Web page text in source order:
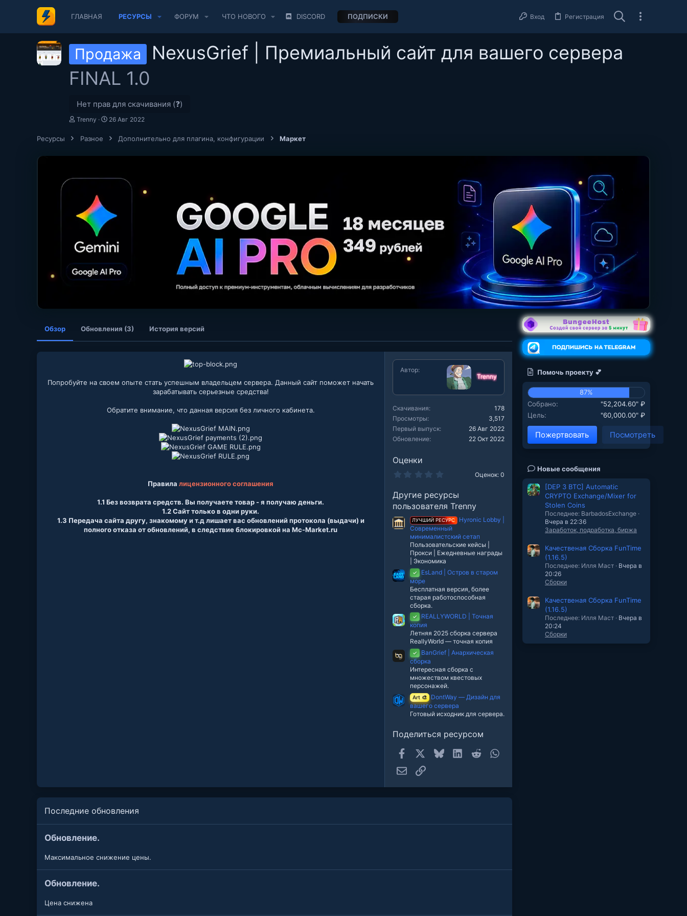
ГЛАВНАЯ РЕСУРСЫ ФОРУМ ЧТО НОВОГО DISCORD ПОДПИСКИ Вход Регистрация
Продажа
NexusGrief | Премиальный сайт для вашего сервера
FINAL 1.0
Нет прав для скачивания (❓)
А
Trenny
Д
т
26 Авг 2022
Ресурсы Разное Дополнительно для плагина, конфигурации Маркет
Обзор Обновления (3) История версий
Попробуйте на своем опыте стать успешным владельцем сервера. Данный сайт поможет начать
зарабатывать серьезные средства!
Обратите внимание, что данная версия без личного кабинета.
Правила лицензионного соглашения
1.1 Без возврата средств. Вы получаете товар - я получаю деньги.
1.2 Сайт только в одни руки.
1.3 Передача сайта другу, знакомому и т.д лишает вас обновлений протокола (выдачи) и
полного отказа от обновлений, в следствие блокировкой на Mc-Market.ru
Автор
Trenny
Скачивания
178
Просмотры
3,517
Первый выпуск
26 Авг 2022
Обновление
22 Окт 2022
Оценки
0
з
в
е
з
д
Оценок: 0
Другие ресурсы
пользователя Trenny
ЛУЧШИЙ РЕСУРС
Hyronic Lobby |
Современный
минималистский сетап
Пользовательские кейсы |
Прокси | Ежедневные награды
| Экономика
✓
EsLand | Остров в старом
море
Бесплатная версия, более
старая работоспособная
сборка.
✓
REALLYWORLD | Точная
копия
Летняя 2025 сборка сервера
ReallyWorld — точная копия
✓
BanGrief | Анархическая
сборка
Интересная сборка с
множеством квестовых
персонажей.
Art 🎨
DontWay — Дизайн для
вашего сервера
Готовый исходник для сервера.
Поделиться ресурсом
Facebook Bluesky LinkedInReddit
Электронная почта
Ссылка
Последние обновления
Обновление.
Максимальное снижение цены.
Обновление.
Цена снижена
Помочь проекту 💕
87%
Собрано
"52,204.60" ₽
Цель
"60,000.00" ₽
Пожертвовать Посмотреть
Новые сообщения
[DEP 3 BTC] Automatic
CRYPTO Exchange/Mixer for
Stolen Coins
Последнее: BarbadosExchange
Вчера в 22:36
Заработок, подработка, биржа
Качественая Cборка FunTime
(1.16.5)
Последнее: Илля Маст
Вчера в
20:26
Сборки
Качественая Cборка FunTime
(1.16.5)
Последнее: Илля Маст
Вчера в
20:24
Сборки